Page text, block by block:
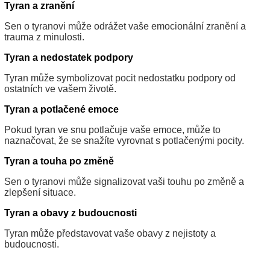
Tyran a zranění
Sen o tyranovi může odrážet vaše emocionální zranění a
trauma z minulosti.
Tyran a nedostatek podpory
Tyran může symbolizovat pocit nedostatku podpory od
ostatních ve vašem životě.
Tyran a potlačené emoce
Pokud tyran ve snu potlačuje vaše emoce, může to
naznačovat, že se snažíte vyrovnat s potlačenými pocity.
Tyran a touha po změně
Sen o tyranovi může signalizovat vaši touhu po změně a
zlepšení situace.
Tyran a obavy z budoucnosti
Tyran může představovat vaše obavy z nejistoty a
budoucnosti.